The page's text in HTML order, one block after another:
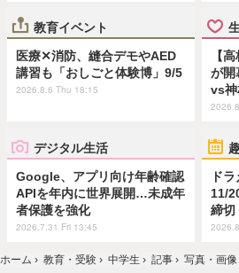
教育イベント
医療✕消防、縫合デモやAED
講習も「おしごと体験博」9/5
2026.8.6 Thu 18:15
【
が開
vs神
デジタル生活
Google、アプリ向け年齢確認
APIを年内に世界展開…未成年
者保護を強化
2026.7.31 Fri 13:45
ド
11/
締切
ホーム › 教育・受験 › 中学生 › 記事 › 写真・画像